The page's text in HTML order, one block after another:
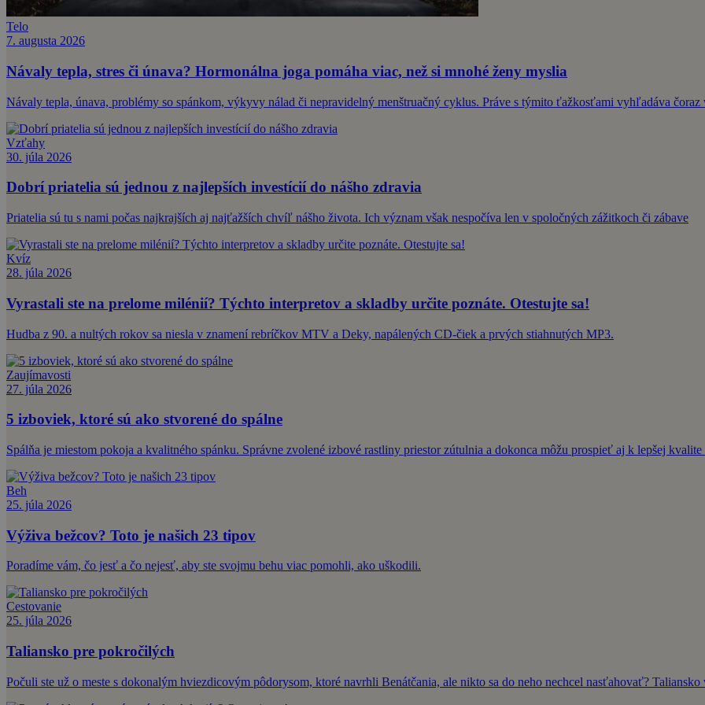
Telo
7. augusta 2026
Návaly tepla, stres či únava? Hormonálna joga pomáha viac, než si mnohé ženy myslia
Návaly tepla, únava, problémy so spánkom, výkyvy nálad či nepravidelný menštruačný cyklus. Práve s týmito ťažkosťami vyhľadáva čoraz
Vzťahy
30. júla 2026
Dobrí priatelia sú jednou z najlepších investícií do nášho zdravia
Priatelia sú tu s nami počas najkrajších aj najťažších chvíľ nášho života. Ich význam však nespočíva len v spoločných zážitkoch či zábave
Kvíz
28. júla 2026
Vyrastali ste na prelome milénií? Týchto interpretov a skladby určite poznáte. Otestujte sa!
Hudba z 90. a nultých rokov sa niesla v znamení rebríčkov MTV a Deky, napálených CD-čiek a prvých stiahnutých MP3.
Zaujímavosti
27. júla 2026
5 izboviek, ktoré sú ako stvorené do spálne
Spálňa je miestom pokoja a kvalitného spánku. Správne zvolené izbové rastliny priestor zútulnia a dokonca môžu prospieť aj k lepšej kvalite
Beh
25. júla 2026
Výživa bežcov? Toto je našich 23 tipov
Poradíme vám, čo jesť a čo nejesť, aby ste svojmu behu viac pomohli, ako uškodili.
Cestovanie
25. júla 2026
Taliansko pre pokročilých
Počuli ste už o meste s dokonalým hviezdicovým pôdorysom, ktoré navrhli Benátčania, ale nikto sa do neho nechcel nasťahovať?